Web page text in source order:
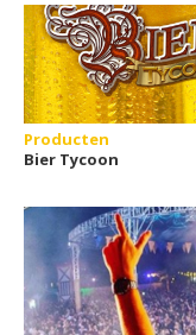
Producten
Bier Tycoon